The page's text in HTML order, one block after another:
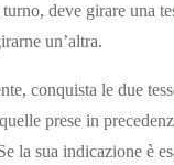
deve girare una
un’altra.
conquista le due
prese in
la sua indicazione è